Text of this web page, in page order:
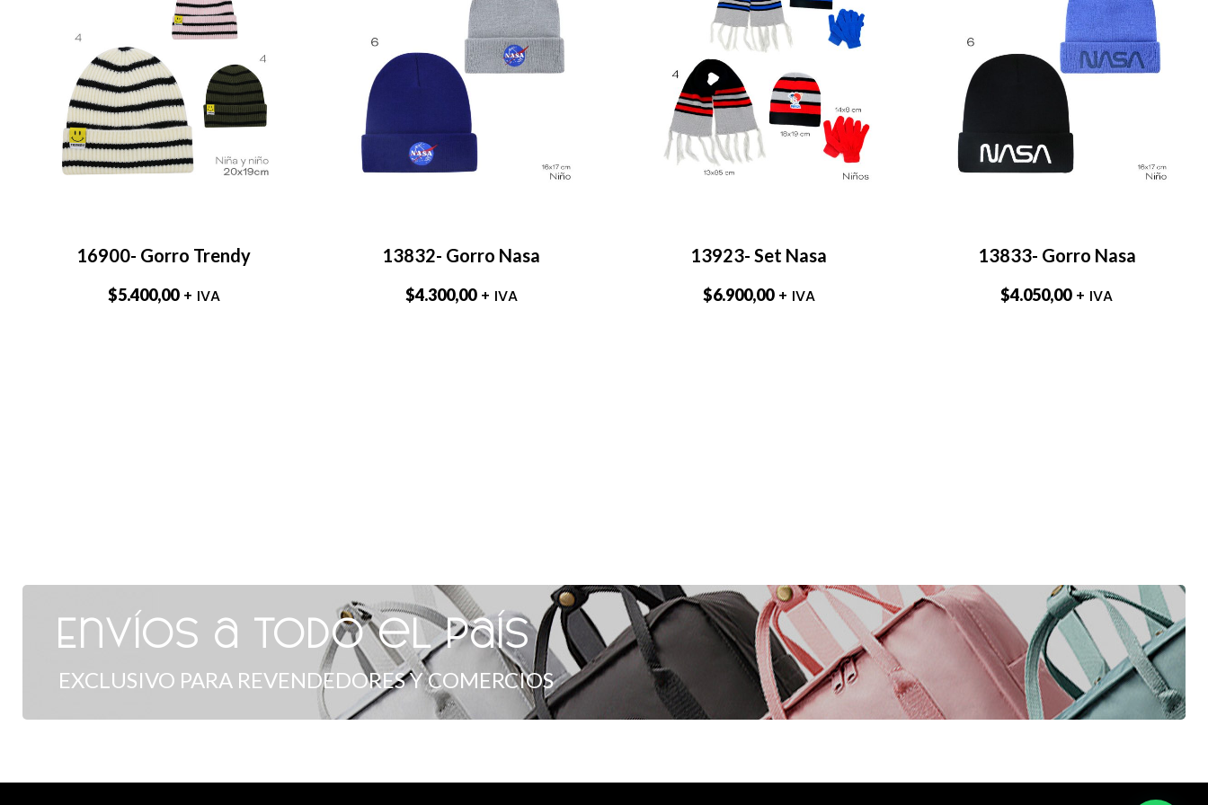
16900- Gorro Trendy
$5.400,00 + IVA
13832- Gorro Nasa
$4.300,00 + IVA
13923- Set Nasa
$6.900,00 + IVA
13833- Gorro Nasa
$4.050,00 + IVA
Envíos a todo el país
EXCLUSIVO PARA REVENDEDORES Y COMERCIOS